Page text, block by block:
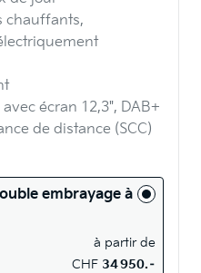
chauffants,
écran 12,3", DAB+
de distance (SCC)
embrayage à
à partir de
CHF 34 950.–